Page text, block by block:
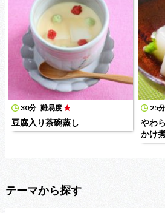
30分 難易度★
豆腐入り茶碗蒸し
25分
やわ
かけ
テーマから探す